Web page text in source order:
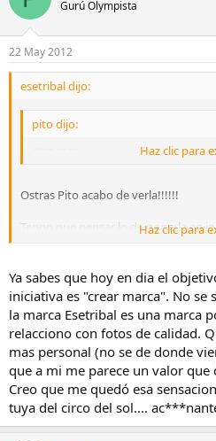
Gurú Olympista
22 May 2012
esetribal dijo:
pito dijo:
Haz clic para
Ostras Pito acabo de verla!!!!!!
Tengo que pensar lo de ponerla en
que queda como más
Una pregunta: había pensado, al
poco más "profesional", no mentar
verdad es que no voy a marcar
seguro) ni tampoco pensaba poner
añadir el seudónimo?
Gracias!!!! Podeis seguir
Haz clic para
Ya sabes que hoy en dia el
iniciativa es "crear marca". No se
la marca Esetribal es una marca
relacciono con fotos de calidad.
mas personal (no se de donde
que a mi me parece un valor que
Creo que me quedó esa
tuya del circo del sol....